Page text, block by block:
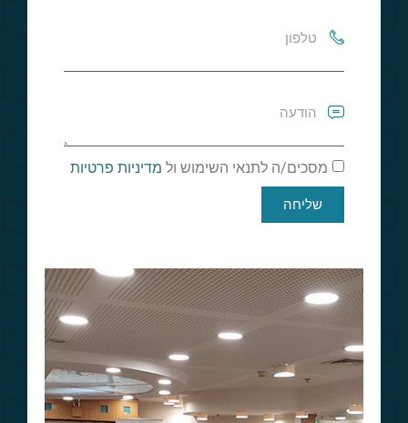
מסכים/ה לתנאי השימוש ול מדיניות פרטיות
שליחה